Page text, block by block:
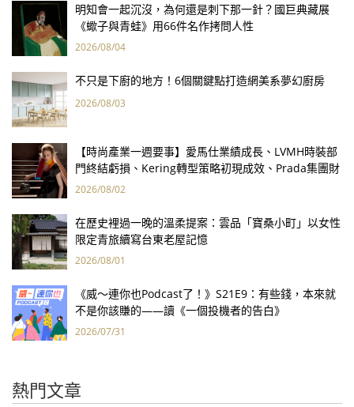
明知會一起沉沒，為何還是刺下那一針？國巨典藏展
《蠍子與青蛙》用66件名作拷問人性
2026/08/04
不只是下廚的地方！6個關鍵點打造網美系夢幻廚房
2026/08/03
【時尚產業一週要事】愛馬仕業績成長、LVMH時裝部
門終結虧損、Kering轉型策略初現成效、Prada集團財
報亮眼
2026/08/02
在歷史裡過一晚的溫柔提案：雲品「寶桑小町」以女性
限定青旅續寫台東老屋記憶
2026/08/01
《威～連你也Podcast了！》S21E9：有些錢，本來就
不是你該賺的——讀《一個投機者的告白》
2026/07/31
熱門文章